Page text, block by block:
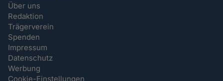
Über uns
Redaktion
Trägerverein
Spenden
Impressum
Datenschutz
Werbung
Cookie-Einstellungen